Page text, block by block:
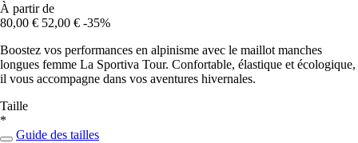
À partir de
80,00 € 52,00 € -35%
Boostez vos performances en alpinisme avec le maillot manches
longues femme La Sportiva Tour. Confortable, élastique et écologique,
il vous accompagne dans vos aventures hivernales.
Taille
*
Guide des tailles